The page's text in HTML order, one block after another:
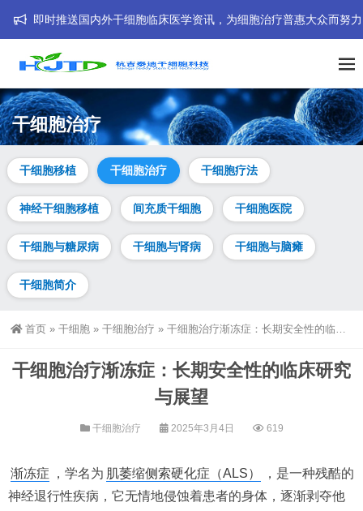
时推送国内外干细胞临床医学资讯，为细胞治疗普惠大众而努力！
干细胞治疗
干细胞移植 干细胞治疗 干细胞疗法
神经干细胞移植 间充质干细胞 干细胞医院
干细胞与糖尿病 干细胞与肾病 干细胞与脑瘫
干细胞简介
首页 » 干细胞 » 干细胞治疗 » 干细胞治疗渐冻症：长期安全性的临床研究与展望
干细胞治疗渐冻症：长期安全性的临床研究
与展望
干细胞治疗 2025年3月4日 619
渐冻症 ，学名为 肌萎缩侧索硬化症（ALS）
，是一种残酷的
神经退行性疾病，它无情地侵蚀着患者的身体，逐渐剥夺他